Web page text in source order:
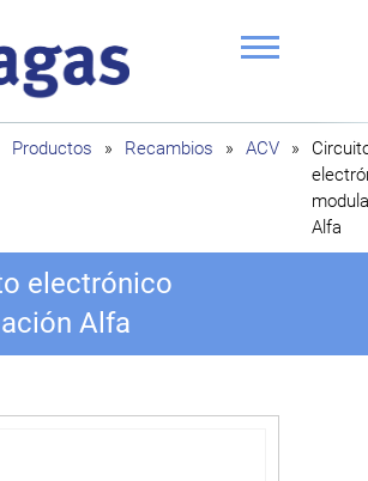
Ragas
Productos » Recambios » ACV »
Alfa
electrónico
Alfa